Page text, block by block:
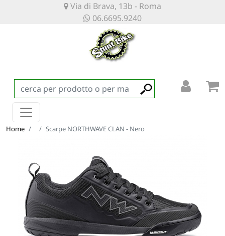
Via di Brava, 13b - Roma
06.6695.9240
Home Scarpe NORTHWAVE CLAN - Nero